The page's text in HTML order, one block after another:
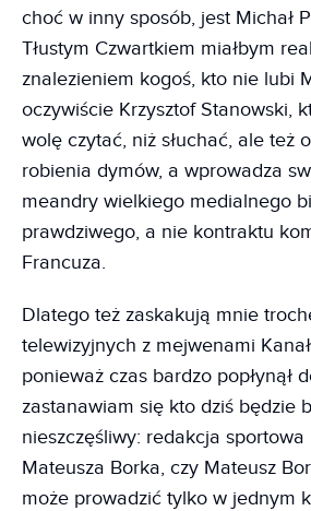
choć w inny sposób, jest Michał
Tłustym Czwartkiem miałbym
znalezieniem kogoś, kto nie lubi
oczywiście Krzysztof Stanowski,
wolę czytać, niż słuchać, ale też
robienia dymów, a wprowadza
meandry wielkiego medialnego
prawdziwego, a nie kontraktu
Francuza.
Dlatego też zaskakują mnie
telewizyjnych z mejwenami
ponieważ czas bardzo popłynął
zastanawiam się kto dziś będzie
nieszczęśliwy: redakcja sportowa
Mateusza Borka, czy Mateusz
może prowadzić tylko w jednym